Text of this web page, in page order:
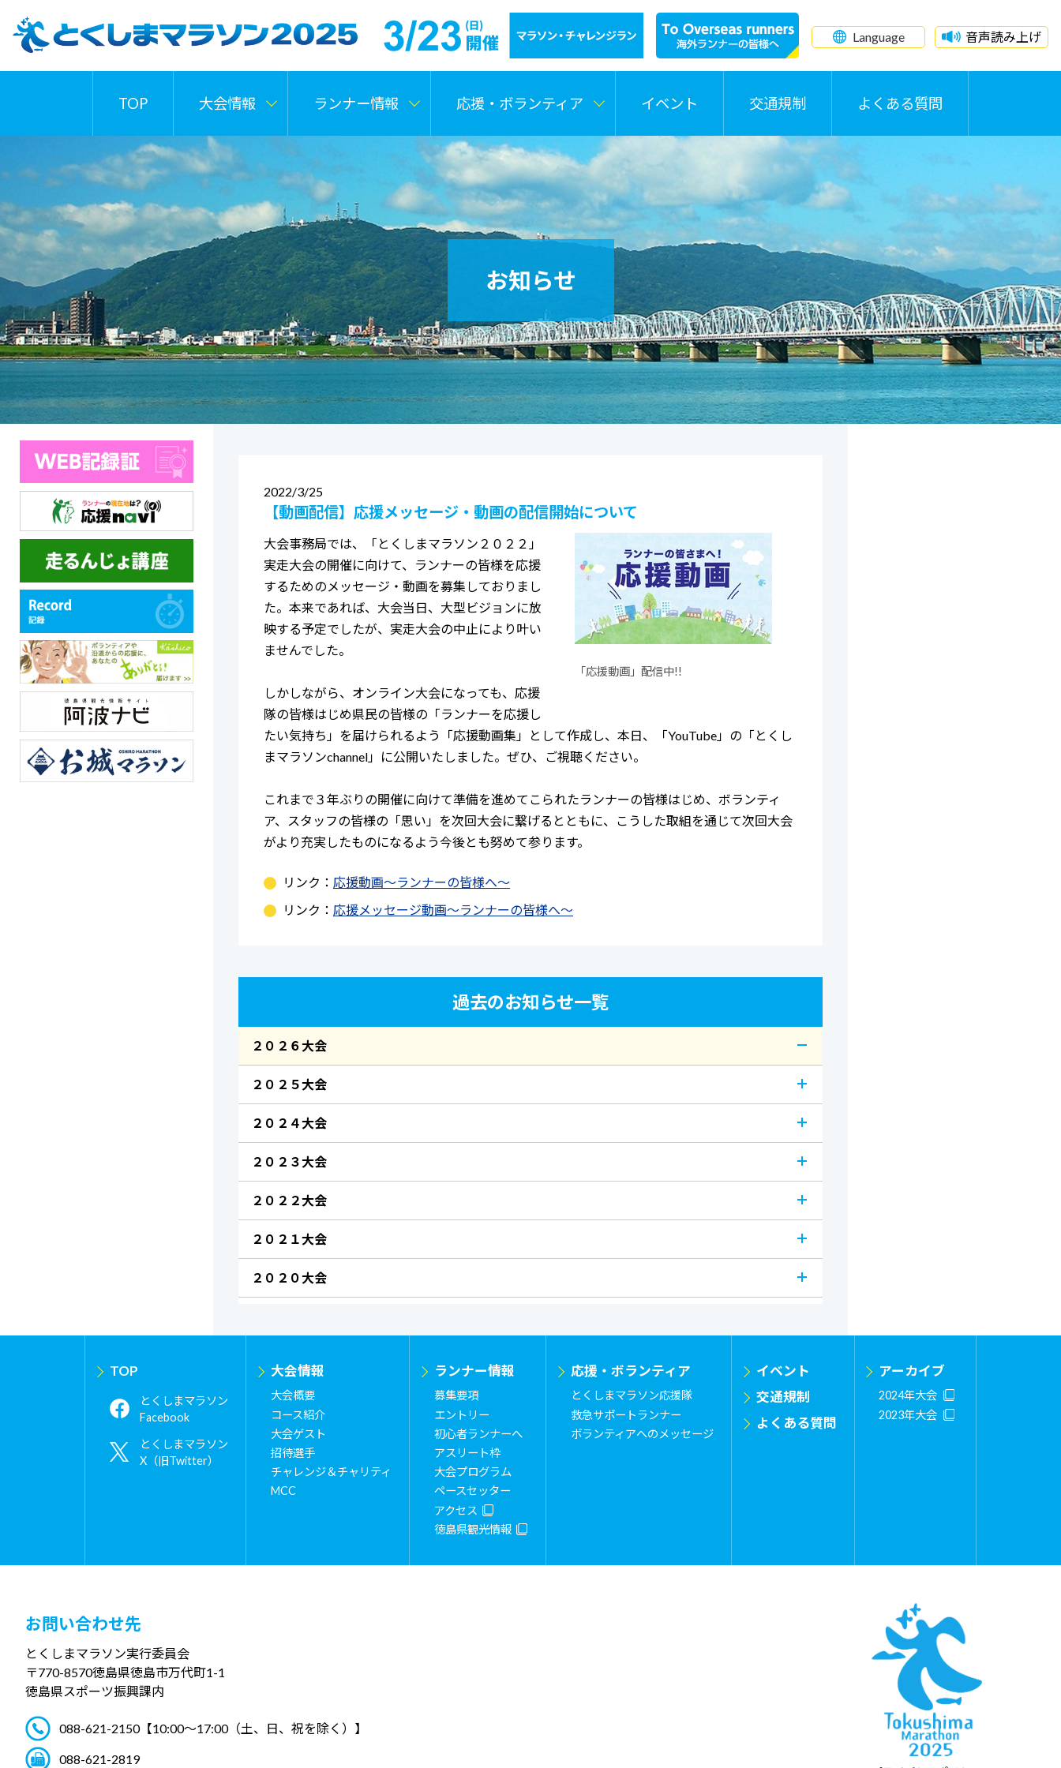
Language 音声読み上げ
TOP 大会情報 ランナー情報 応援・ボランティア イベント 交通規制 よくある質問
お知らせ
2022 3/25
【動画配信】応援メッセージ・動画の配信開始について
「応援動画」配信中!!
大会事務局では、「とくしまマラソン２０２２」
実走大会の開催に向けて、ランナーの皆様を応援
するためのメッセージ・動画を募集しておりまし
た。本来であれば、大会当日、大型ビジョンに放
映する予定でしたが、実走大会の中止により叶い
ませんでした。
しかしながら、オンライン大会になっても、応援
隊の皆様はじめ県民の皆様の「ランナーを応援し
たい気持ち」を届けられるよう「応援動画集」として作成し、本日、「YouTube」の「とくし
まマラソンchannel」に公開いたしました。ぜひ、ご視聴ください。
これまで３年ぶりの開催に向けて準備を進めてこられたランナーの皆様はじめ、ボランティ
ア、スタッフの皆様の「思い」を次回大会に繋げるとともに、こうした取組を通じて次回大会
がより充実したものになるよう今後とも努めて参ります。
リンク： 応援動画～ランナーの皆様へ～
リンク： 応援メッセージ動画～ランナーの皆様へ～
過去のお知らせ一覧
２０２６大会
２０２５大会
２０２４大会
２０２３大会
２０２２大会
２０２１大会
２０２０大会
TOP
とくしまマラソン
Facebook
とくしまマラソン
X（旧Twitter）
大会情報
大会概要
コース紹介
大会ゲスト
招待選手
チャレンジ＆チャリティ
MCC
ランナー情報
募集要項
エントリー
初心者ランナーへ
アスリート枠
大会プログラム
ペースセッター
アクセス
徳島県観光情報
応援・ボランティア
とくしまマラソン応援隊
救急サポートランナー
ボランティアへのメッセージ
イベント
交通規制
よくある質問
アーカイブ
2024年大会
2023年大会
お問い合わせ先
とくしまマラソン実行委員会
〒770-8570徳島県徳島市万代町1-1
徳島県スポーツ振興課内
088-621-2150【10:00～17:00（土、日、祝を除く）】
088-621-2819